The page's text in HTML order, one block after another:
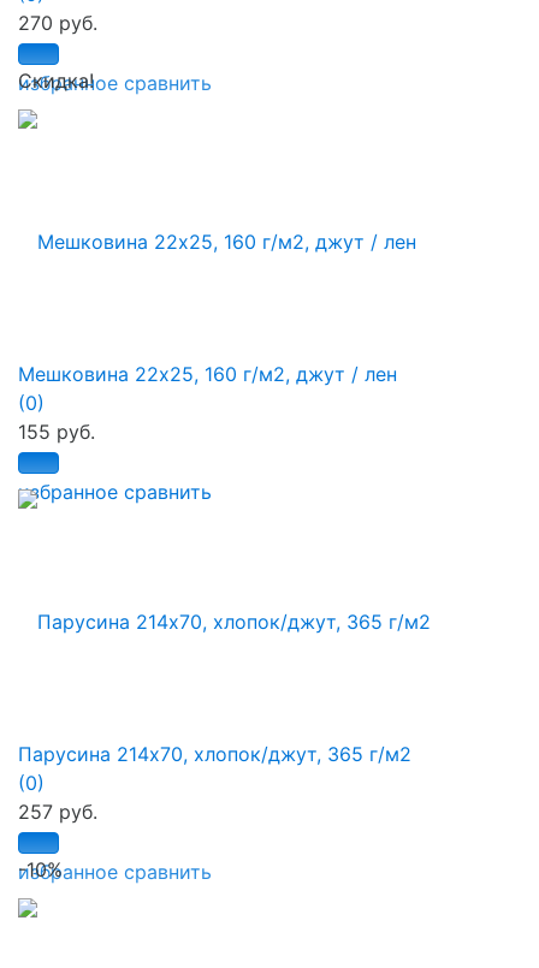
избранное сравнить
270 руб.
Скидка!
избранное сравнить
Мешковина 22х25, 160 г/м2, джут / лен
(0)
155 руб.
избранное сравнить
Парусина 214х70, хлопок/джут, 365 г/м2
(0)
257 руб.
-10%